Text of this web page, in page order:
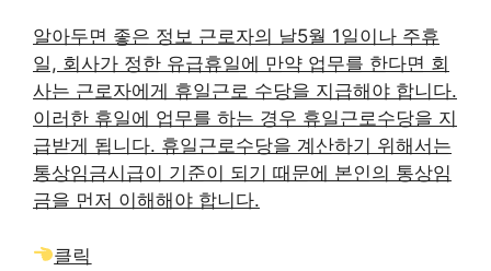
알아두면 좋은 정보 근로자의 날5월 1일이나 주휴
일, 회사가 정한 유급휴일에 만약 업무를 한다면 회
사는 근로자에게 휴일근로 수당을 지급해야 합니다.
이러한 휴일에 업무를 하는 경우 휴일근로수당을 지
급받게 됩니다. 휴일근로수당을 계산하기 위해서는
통상임금시급이 기준이 되기 때문에 본인의 통상임
금을 먼저 이해해야 합니다.
클릭